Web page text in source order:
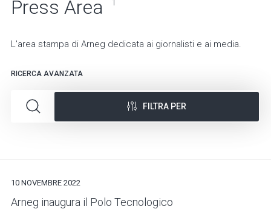
Press Area 1
L'area stampa di Arneg dedicata ai giornalisti e ai media.
RICERCA AVANZATA
FILTRA PER
10 NOVEMBRE 2022
Arneg inaugura il Polo Tecnologico